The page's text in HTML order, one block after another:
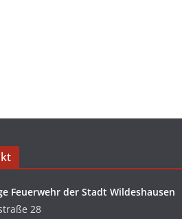
Feuerwehr der Stadt Wildeshausen
28